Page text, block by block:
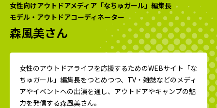
女性向けアウトドアメディア「なちゅガール」編集長
モデル・アウトドアコーディネーター
森風美さん
女性のアウトドアライフを応援するためのWEBサイト「な
ちゅガール」編集長をつとめつつ、TV・雑誌などのメディ
アやイベントへの出演を通し、アウトドアやキャンプの魅
力を発信する森風美さん。